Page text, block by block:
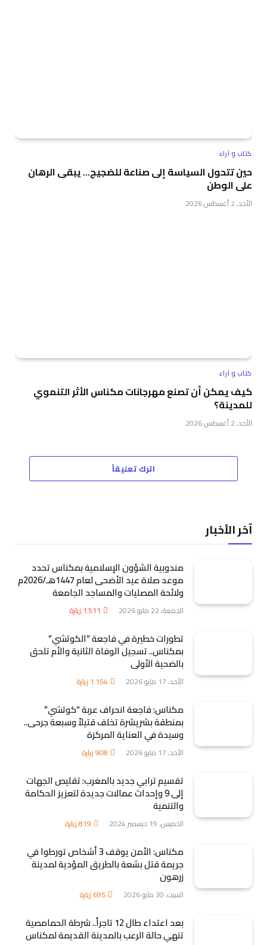
كتاب و آراء
حين تتحول السياسة إلى صناعة للضجيج… يبقى الرهان
على الوطن
الأحد، 2 أغسطس 2026
كتاب و آراء
كيف يمكن أن تصنع مهرجانات مكناس الأثر التنموي
للمدينة؟
الأحد، 2 أغسطس 2026
اترك تعليقاً
آخر الأخبار
مندوبية الشؤون الإسلامية بمكناس تحدد
موعد صلاة عيد الأضحى لعام 1447هـ/2026م
ولائحة المصليات والمساجد الجامعة
الجمعة، 22 مايو 2026 1٬511 زيارة
تطورات خطيرة في فاجعة “الكوتشي”
بمكناس.. تسجيل الوفاة الثانية والأم تلحق
بالضحية الأولى
الأحد، 17 مايو 2026 1٬154 زيارة
مكناس: فاجعة انحراف عربة “كوتشي”
بمنطقة بشريشرة تخلف قتيلاً وسبعة جرحى..
وسيدة في العناية المركزة
الأحد، 17 مايو 2026 908زيارة
تقسيم ترابي جديد بالمغرب: تقليص الجهات
إلى 9 وإحداث عمالات جديدة لتعزيز الحكامة
والتنمية
الخميس، 19 ديسمبر 2024 819زيارة
مكناس: الأمن يوقف 3 أشخاص تورطوا في
جريمة قتل بشعة بالطريق المؤدية لمدينة
زرهون
السبت، 30 مايو 2026 695 زيارة
بعد اعتداء طال 12 تاجراً.. شرطة الحمامصية
تنهي حالة الرعب بالمدينة القديمة لمكناس